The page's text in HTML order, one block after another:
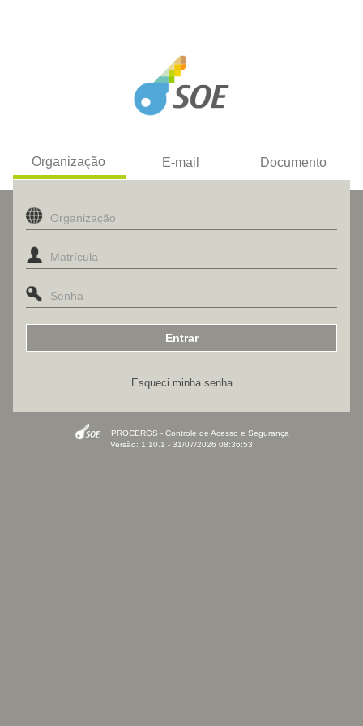
Organização E-mail Documento
Esqueci minha senha
PROCERGS - Controle de Acesso e Segurança
Versão: 1.10.1 - 31/07/2026 08:36:53